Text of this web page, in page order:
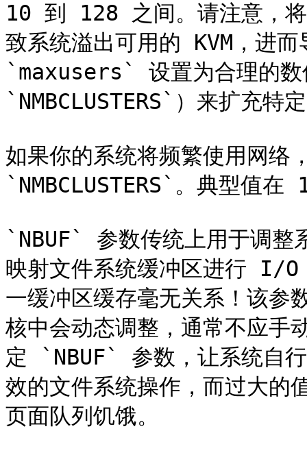
10 到 128 之间。请注意，
致系统溢出可用的 KVM，进
`maxusers` 设置为合理的数
`NMBCLUSTERS`）来扩充特
如果你的系统将频繁使用网络
`NMBCLUSTERS`。典型值
`NBUF` 参数传统上用于调整
映射文件系统缓冲区进行 I/
一缓冲区缓存毫无关系！该
核中会动态调整，通常不应
定 `NBUF` 参数，让系统自
效的文件系统操作，而过大的
页面队列饥饿。